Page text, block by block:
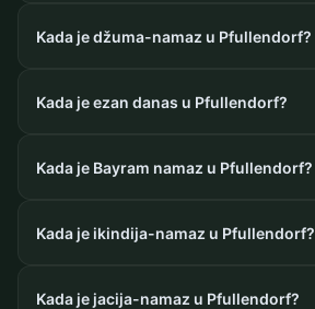
Kada je džuma-namaz u Pfullendorf?
Kada je ezan danas u Pfullendorf?
Kada je Bayram namaz u Pfullendorf?
Kada je ikindija-namaz u Pfullendorf?
Kada je jacija-namaz u Pfullendorf?